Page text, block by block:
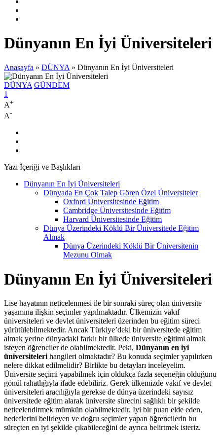
Dünyanın En İyi Üniversiteleri
Anasayfa » DÜNYA » Dünyanın En İyi Üniversiteleri
DÜNYA GÜNDEM
1
A+
A-
Yazı İçeriği ve Başlıkları
Dünyanın En İyi Üniversiteleri
Dünyada En Çok Talep Gören Özel Üniversiteler
Oxford Üniversitesinde Eğitim
Cambridge Üniversitesinde Eğitim
Harvard Üniversitesinde Eğitim
Dünya Üzerindeki Köklü Bir Üniversitede Eğitim
Almak
Dünya Üzerindeki Köklü Bir Üniversitenin
Mezunu Olmak
Dünyanın En İyi Üniversiteleri
Lise hayatının neticelenmesi ile bir sonraki süreç olan üniversite
yaşamına ilişkin seçimler yapılmaktadır. Ülkemizin vakıf
üniversiteleri ve devlet üniversiteleri üzerinden bu eğitim süreci
yürütülebilmektedir. Ancak Türkiye’deki bir üniversitede eğitim
almak yerine dünyadaki farklı bir ülkede üniversite eğitimi almak
isteyen öğrenciler de olabilmektedir. Peki, Dünyanın en iyi
üniversitelerihangileri olmaktadır? Bu konuda seçimler yapılırken
nelere dikkat edilmelidir? Birlikte bu detayları inceleyelim.
Üniversite seçimi yapabilmek için oldukça fazla seçeneğin olduğunu
gönül rahatlığıyla ifade edebiliriz. Gerek ülkemizde vakıf ve devlet
üniversiteleri aracılığıyla gerekse de dünya üzerindeki sayısız
üniversitede eğitim alarak üniversite sürecini sağlıklı bir şekilde
neticelendirmek mümkün olabilmektedir. İyi bir puan elde eden,
hedeflerini belirleyen ve doğru seçimler yapan öğrencilerin bu
süreçten en iyi şekilde çıkabileceğini de ayrıca belirtmek isteriz.